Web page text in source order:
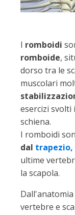
I romboidi
romboide,
dorso tra le
muscolari
esercizi svolti
schiena.
I romboidi
dal trapezio,
ultime
la scapola.
vertebre e